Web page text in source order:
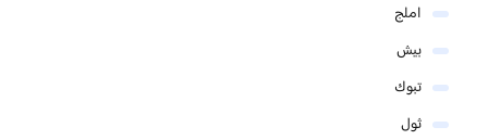
املج
بيش
تبوك
ثول